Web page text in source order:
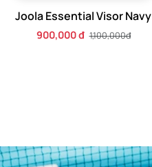
Joola Essential Visor Navy
900,000 đ 1,100,000đ